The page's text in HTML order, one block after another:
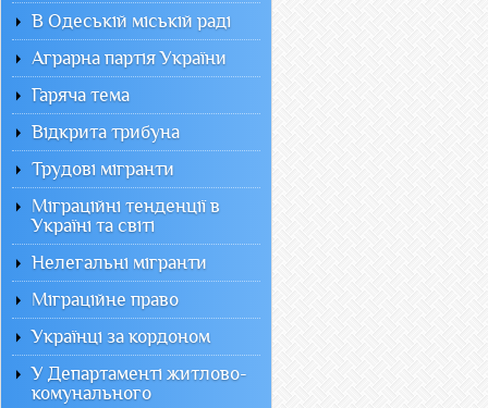
В Одеській міській раді
Аграрна партія України
Гаряча тема
Відкрита трибуна
Трудові мігранти
Міграційні тенденції в
Україні та світі
Нелегальні мігранти
Міграційне право
Українці за кордоном
У Департаменті житлово-
комунального